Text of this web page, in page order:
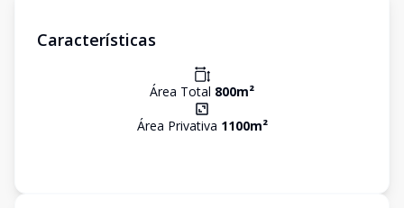
Características
Área Total 800m²
Área Privativa 1100m²